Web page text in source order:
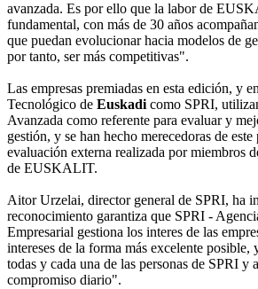
avanzada. Es por ello que la labor de
fundamental, con más de 30 años
que puedan evolucionar hacia modelos de
por tanto, ser más competitivas".
Las empresas premiadas en esta edición, y
Tecnológico de Euskadi como SPRI,
Avanzada como referente para evaluar y
gestión, y se han hecho merecedoras de
evaluación externa realizada por miembros
de EUSKALIT.
Aitor Urzelai, director general de SPRI, ha
reconocimiento garantiza que SPRI -
Empresarial gestiona los interes de las
intereses de la forma más excelente posible,
todas y cada una de las personas de SPRI y
compromiso diario".